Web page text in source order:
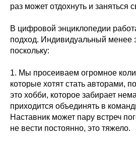
раз может отдохнуть и заняться
В цифровой энциклопедии
подход. Индивидуальный менее
поскольку:
1. Мы просеиваем огромное
которые хотят стать авторами,
это хобби, которое забирает
приходится объединять в
Наставник может пару встреч
не вести постоянно, это тяжело.